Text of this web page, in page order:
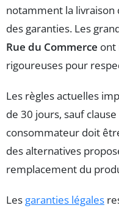
notamment la livraison
des garanties. Les
Rue du Commerce ont
rigoureuses pour
Les règles actuelles
de 30 jours, sauf
consommateur doit
des alternatives
remplacement du
Les garanties légales